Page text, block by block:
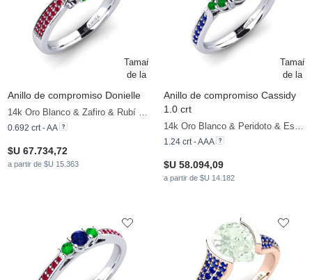
Anillo de compromiso Donielle
14k Oro Blanco & Zafiro & Rubí & Esmeralda
0.692 crt - AA
$U 67.734,72
a partir de $U 15.363
Anillo de compromiso Cassidy
1.0 crt
14k Oro Blanco & Peridoto & Esmeralda & Zafiro
1.24 crt - AAA
$U 58.094,09
a partir de $U 14.182